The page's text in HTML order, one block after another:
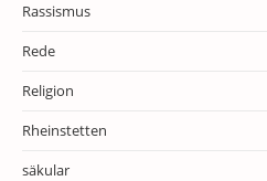
Rassismus
Rede
Religion
Rheinstetten
säkular